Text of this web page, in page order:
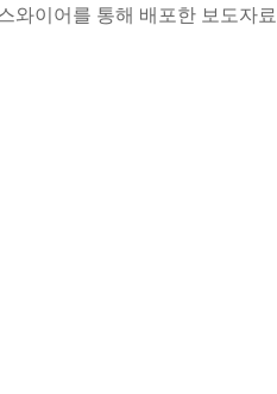
와이어를 통해 배포한 보도자